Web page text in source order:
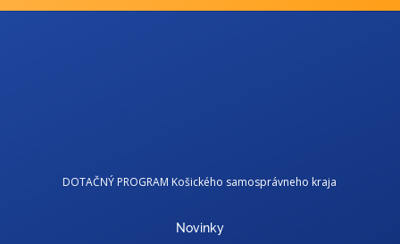
DOTAČNÝ PROGRAM Košického samosprávneho kraja
Novinky